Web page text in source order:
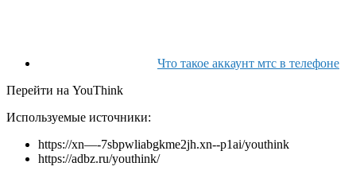
Что такое аккаунт мтс в телефоне
Перейти на YouThink
Используемые источники:
https://xn—-7sbpwliabgkme2jh.xn--p1ai/youthink
https://adbz.ru/youthink/